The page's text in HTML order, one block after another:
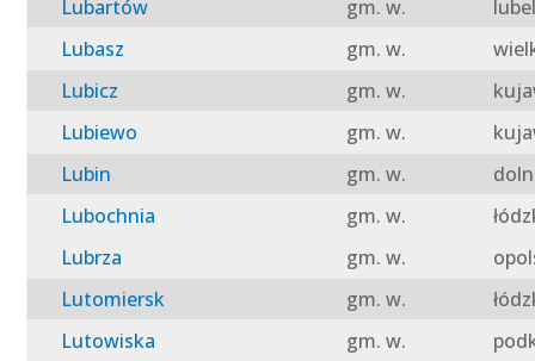
Lubartów gm. w.
Lubasz
gm. w.
Lubicz
gm. w.
Lubiewo
gm. w.
Lubin
gm. w.
Lubochnia
gm. w.
Lubrza
gm. w.
Lutomiersk
gm. w.
Lutowiska
gm. w.